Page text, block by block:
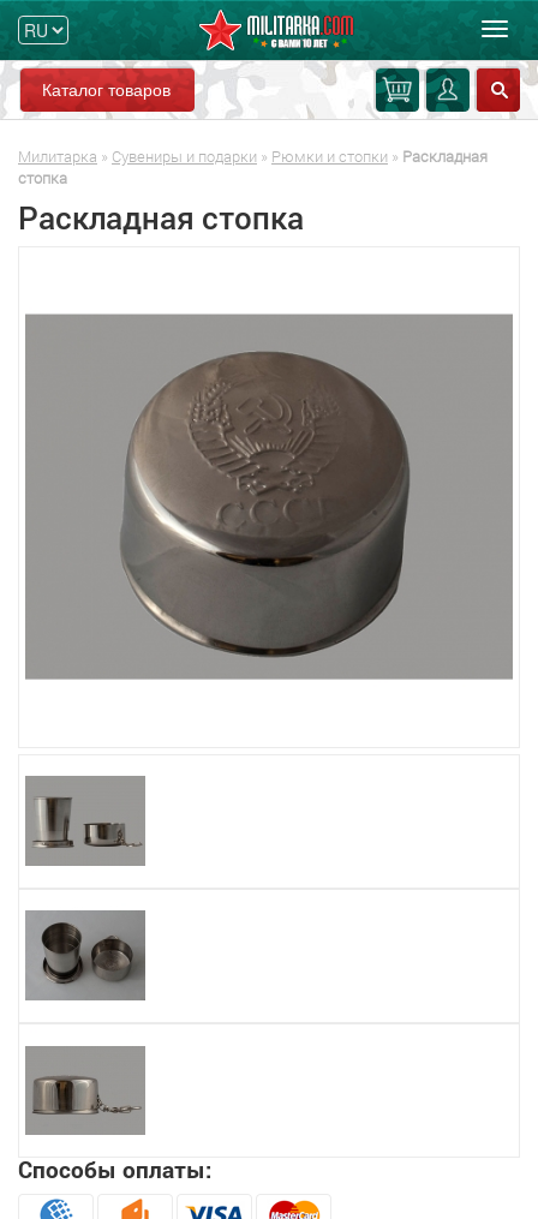
Каталог товаров
Милитарка » Сувениры и подарки » Рюмки и стопки » Раскладная
стопка
Раскладная стопка
Способы оплаты: